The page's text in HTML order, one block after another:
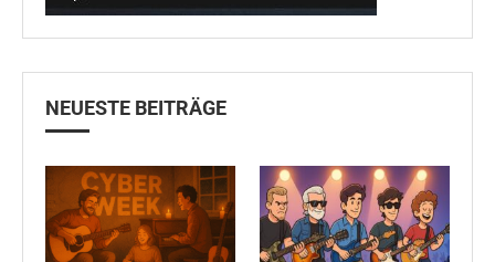
NEUESTE BEITRÄGE